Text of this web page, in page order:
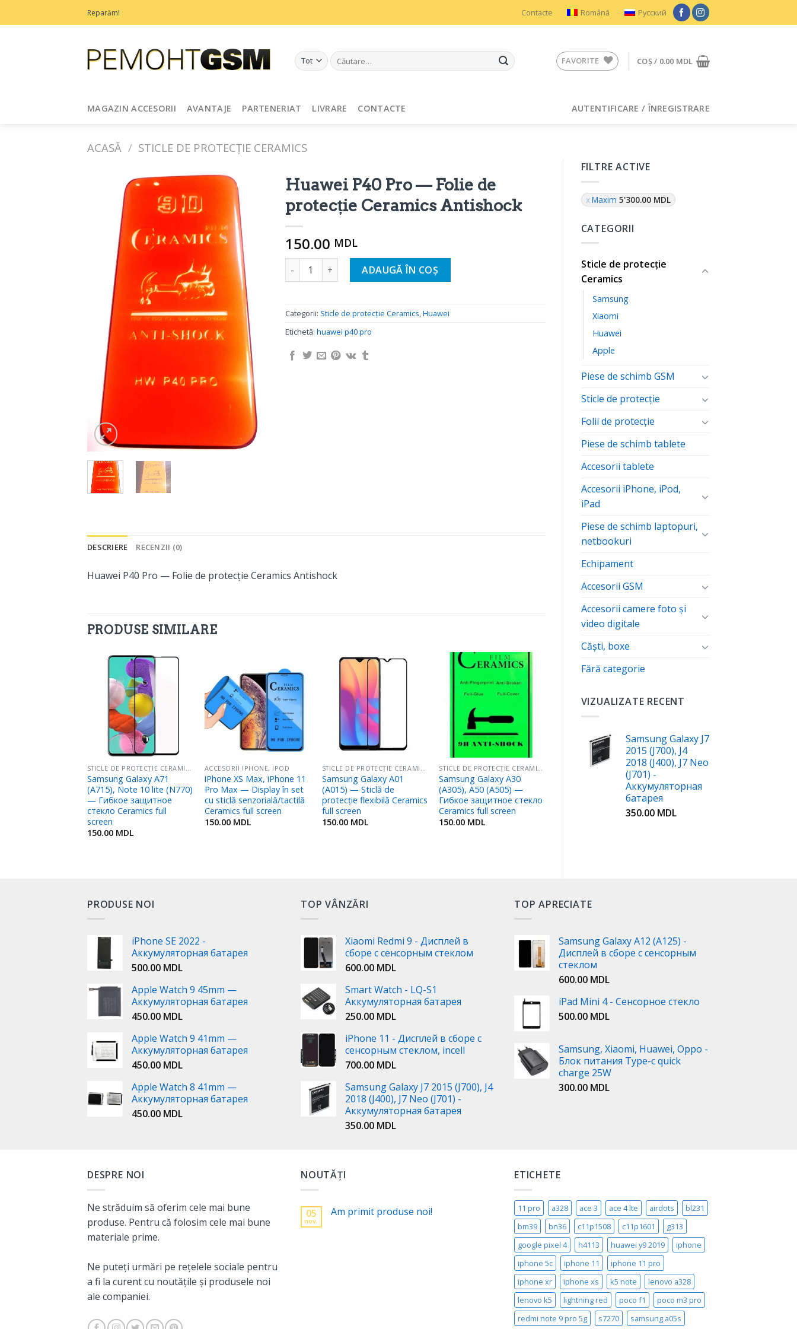
la
Reparăm! Contacte Română Русский
Caută
după:
FAVORITE COȘ / 0.00 MDL
MAGAZIN ACCESORII AVANTAJE PARTENERIAT LIVRARE CONTACTE AUTENTIFICARE / ÎNREGISTRARE
ACASĂ / STICLE DE PROTECȚIE CERAMICS
FILTRE ACTIVE
Maxim 5'300.00 MDL
CATEGORII
Sticle de protecție
Ceramics
Samsung
Xiaomi
Huawei
Apple
Piese de schimb GSM
Sticle de protecție
Folii de protecţie
Piese de schimb tablete
Accesorii tablete
Accesorii iPhone, iPod,
iPad
Piese de schimb laptopuri,
netbookuri
Echipament
Accesorii GSM
Accesorii camere foto şi
video digitale
Căști, boxe
Fără categorie
VIZUALIZATE RECENT
Samsung Galaxy J7
2015 (J700), J4
2018 (J400), J7 Neo
(J701) -
Аккумуляторная
батарея
350.00 MDL
Adaugă
în
Favorite
Huawei P40 Pro — Folie de
protecție Ceramics Antishock
150.00 MDL
Cantitate Huawei P40 Pro - Защитная пленка Ceramics Antishock
ADAUGĂ ÎN COȘ
Categorii: Sticle de protecție Ceramics,Huawei
Etichetă: huawei p40 pro
DESCRIERE RECENZII (0)
Huawei P40 Pro — Folie de protecție Ceramics Antishock
PRODUSE SIMILARE
Samsung Galaxy A71
(A715), Note 10 lite (N770)
— Гибкое защитное
стекло Ceramics full
screen
150.00 MDL
Adaugă
în
Favorite
ACCESORII IPHONE, IPOD
iPhone XS Max, iPhone 11
Pro Max — Display în set
cu sticlă senzorială/tactilă
Ceramics full screen
150.00 MDL
Samsung Galaxy A01
(A015) — Sticlă de
protecție flexibilă Ceramics
full screen
150.00 MDL
Adaugă
în
Samsung Galaxy A30
(A305), A50 (A505) —
Гибкое защитное стекло
Ceramics full screen
150.00 MDL
PRODUSE NOI
iPhone SE 2022 -
Аккумуляторная батарея
500.00 MDL
Apple Watch 9 45mm —
Аккумуляторная батарея
450.00 MDL
Apple Watch 9 41mm —
Аккумуляторная батарея
450.00 MDL
Apple Watch 8 41mm —
Аккумуляторная батарея
450.00 MDL
TOP VÂNZĂRI
Xiaomi Redmi 9 - Дисплей в
сборе с сенсорным стеклом
600.00 MDL
Smart Watch - LQ-S1
Аккумуляторная батарея
250.00 MDL
iPhone 11 - Дисплей в сборе с
сенсорным стеклом, incell
700.00 MDL
Samsung Galaxy J7 2015 (J700), J4
2018 (J400), J7 Neo (J701) -
Аккумуляторная батарея
350.00 MDL
TOP APRECIATE
Samsung Galaxy A12 (A125) -
Дисплей в сборе с сенсорным
стеклом
600.00 MDL
iPad Mini 4 - Сенсорное стекло
500.00 MDL
Samsung, Xiaomi, Huawei, Oppo -
Блок питания Type-c quick
charge 25W
300.00 MDL
DESPRE NOI
Ne străduim să oferim cele mai bune
produse. Pentru că folosim cele mai bune
materiale prime.
Ne puteți urmări pe rețelele sociale pentru
a fi la curent cu noutățile și produsele noi
ale companiei.
NOUTĂȚI
05
nov.
Am primit produse noi!
ETICHETE
11 pro a328 ace 3 ace 4 lte airdots
bl231
bm39
bn36 c11p1508 c11p1601
g313
google pixel 4
h4113 huawei y9 2019
iphone
iphone 5c
iphone 11
iphone 11 pro
iphone xr
iphone xs k5 note
lenovo a328
lenovo k5
lightning red poco f1
poco m3 pro
redmi note 9 pro 5g
s7270 samsung a05s